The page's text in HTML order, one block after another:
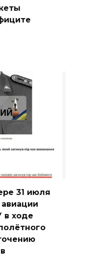
31 июля
в ходе